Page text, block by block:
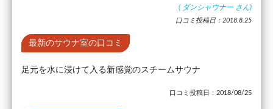
( ダンシャウナー さん)
口コミ投稿日：2018.8.25
最新のサウナ室の口コミ
足元を水に浸けて入る新感覚のスチームサウナ
口コミ投稿日：2018/08/25